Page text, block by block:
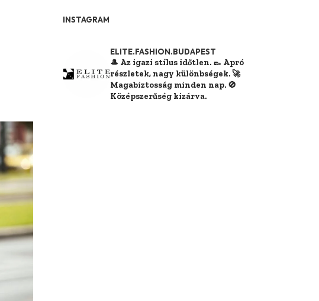
INSTAGRAM
ELITE.FASHION.BUDAPEST
🎩 Az igazi stílus időtlen. 👞 Apró
részletek, nagy különbségek.🚀
Magabiztosság minden nap. 🚫
Középszerűség kizárva.